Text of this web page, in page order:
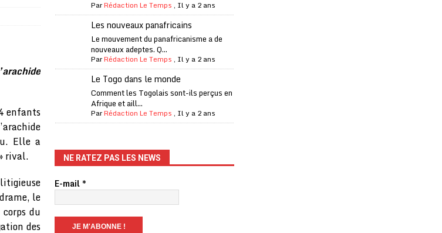
A LA UNE
A LA UNE
mort à 66 ans
A LA UNE
monde
une enquête
A LA UNE
enfants
Elle a
rival.
le
du
des
ParRédaction Le Temps , Il y a 2 ans
Les nouveaux panafricains
Le mouvement du panafricanisme a de
nouveaux adeptes. Q...
ParRédaction Le Temps , Il y a 2 ans
Le Togo dans le monde
Comment les Togolais sont-ils perçus en
Afrique et aill...
ParRédaction Le Temps , Il y a 2 ans
NE RATEZ PAS LES NEWS
E-mail*